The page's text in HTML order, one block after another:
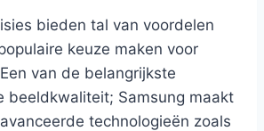
bieden tal van voordelen
keuze maken voor
van de belangrijkste
beeldkwaliteit; Samsung maakt
technologieën zoals